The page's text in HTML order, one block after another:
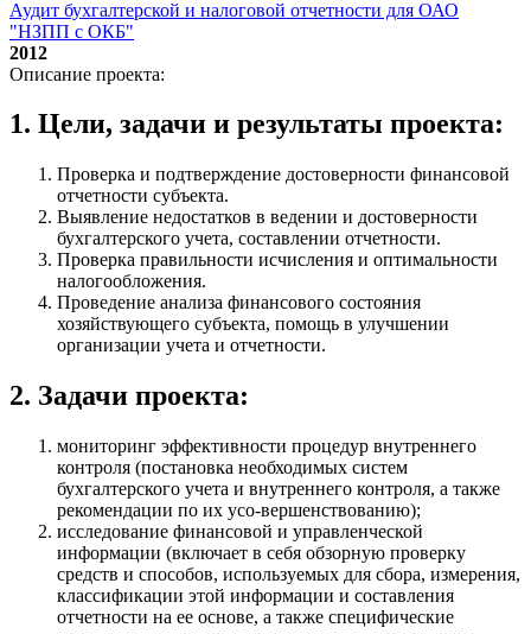
Аудит бухгалтерской и налоговой отчетности для ОАО
"НЗПП с ОКБ"
2012
Описание проекта:
1. Цели, задачи и результаты проекта:
Проверка и подтверждение достоверности финансовой
отчетности субъекта.
Выявление недостатков в ведении и достоверности
бухгалтерского учета, составлении отчетности.
Проверка правильности исчисления и оптимальности
налогообложения.
Проведение анализа финансового состояния
хозяйствующего субъекта, помощь в улучшении
организации учета и отчетности.
2. Задачи проекта:
мониторинг эффективности процедур внутреннего
контроля (постановка необходимых систем
бухгалтерского учета и внутреннего контроля, а также
рекомендации по их усо-вершенствованию);
исследование финансовой и управленческой
информации (включает в себя обзорную проверку
средств и способов, используемых для сбора, измерения,
классификации этой информации и составления
отчетности на ее основе, а также специфические